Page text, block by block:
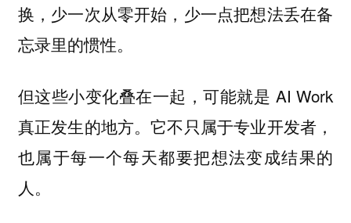
换，少一次从零开始，少一点把想法丢在备
忘录里的惯性。
但这些小变化叠在一起，可能就是 AI Work
真正发生的地方。它不只属于专业开发者，
也属于每一个每天都要把想法变成结果的
人。